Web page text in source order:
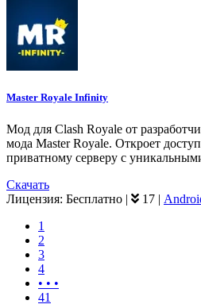
Master Royale Infinity
Мод для Clash Royale от
мода Master Royale. Откроет
приватному серверу с
Скачать
Лицензия: Бесплатно | 17 |
1
2
3
4
• • •
41